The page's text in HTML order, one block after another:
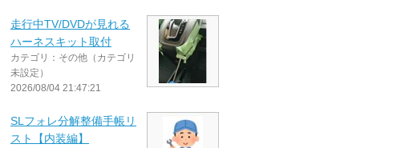
走行中TV/DVDが見れる
ハーネスキット取付
カテゴリ：その他（カテゴリ
未設定）
2026/08/04 21:47:21
SLフォレ分解整備手帳リ
スト【内装編】